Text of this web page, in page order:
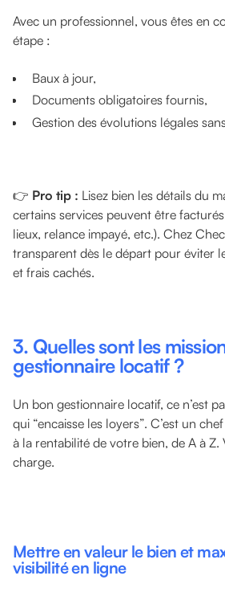
Avec un professionnel, vous êtes en
étape :
Baux à jour,
Documents obligatoires fournis,
Gestion des évolutions légales
👉 Pro tip : Lisez bien les détails du
certains services peuvent être
lieux, relance impayé, etc.). Chez
transparent dès le départ pour éviter
et frais cachés.
3. Quelles sont les
gestionnaire locatif ?
Un bon gestionnaire locatif, ce n’est
qui “encaisse les loyers”. C’est un
à la rentabilité de votre bien, de A à Z.
charge.
Mettre en valeur le bien et
visibilité en ligne